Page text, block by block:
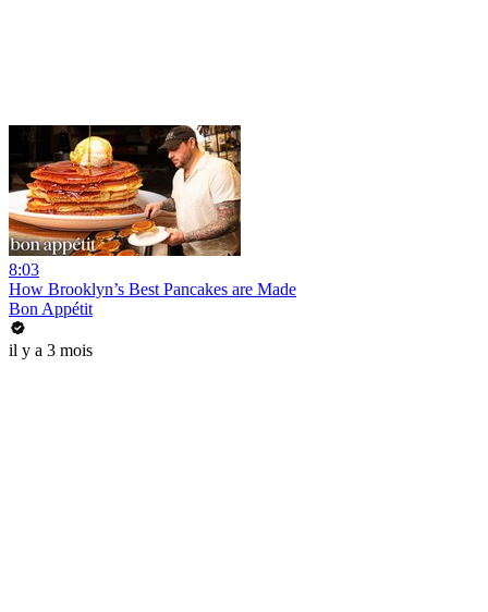
8:03
How Brooklyn’s Best Pancakes are Made
Bon Appétit
il y a 3 mois